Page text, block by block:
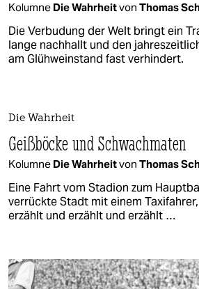
Kolumne Die Wahrheitvon Thomas
Die Verbudung der Welt bringt ein
lange nachhallt und den
am Glühweinstand fast verhindert.
Die Wahrheit
Geißböcke und Schwachmaten
Kolumne Die Wahrheitvon Thomas
Eine Fahrt vom Stadion zum
verrückte Stadt mit einem
erzählt und erzählt und erzählt …